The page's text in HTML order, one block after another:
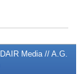
DAIR Media // A.G.